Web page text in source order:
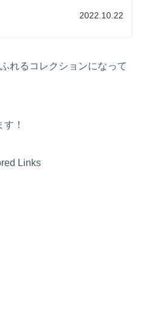
2022.10.22
れるコレクションになって
！
Links